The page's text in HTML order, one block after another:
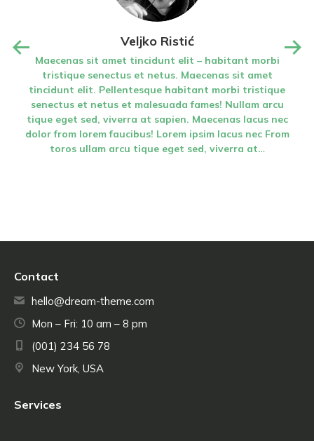
Veljko Ristić
Maecenas sit amet tincidunt elit – habitant morbi
tristique senectus et netus. Maecenas sit amet
tincidunt elit. Pellentesque habitant morbi tristique
senectus et netus et malesuada fames! Nullam arcu
tique eget sed, viverra at sapien. Maecenas lacus nec
dolor from lorem faucibus! Lorem ipsim lacus nec From
toros ullam arcu tique eget sed, viverra at…
Contact
hello@dream-theme.com
Mon – Fri: 10 am – 8 pm
(001) 234 56 78
New York, USA
Services